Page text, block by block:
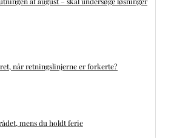
når retningslinjerne er forkerte?
mens du holdt ferie